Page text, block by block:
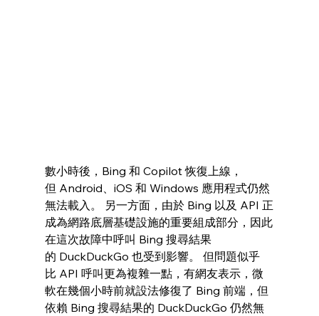
數小時後，Bing 和 Copilot 恢復上線，
但 Android、iOS 和 Windows 應用程式仍然
無法載入。 另一方面，由於 Bing 以及 API 正
成為網路底層基礎設施的重要組成部分，因此
在這次故障中呼叫 Bing 搜尋結果
的 DuckDuckGo 也受到影響。 但問題似乎
比 API 呼叫更為複雜一點，有網友表示，微
軟在幾個小時前就設法修復了 Bing 前端，但
依賴 Bing 搜尋結果的 DuckDuckGo 仍然無